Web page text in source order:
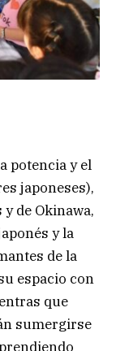
potencia y el
japoneses),
de Okinawa,
y la
de la
espacio con
que
sumergirse